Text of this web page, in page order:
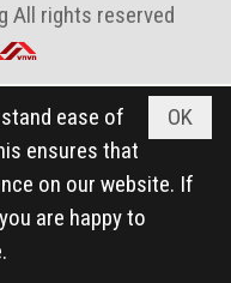
All rights reserved
OK
ease of
ensures that
on our website. If
are happy to